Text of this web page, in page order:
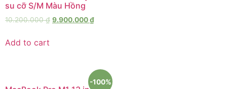
su cỡ S/M Màu Hồng
10.200.000₫ 9.900.000₫
Add to cart
-100%